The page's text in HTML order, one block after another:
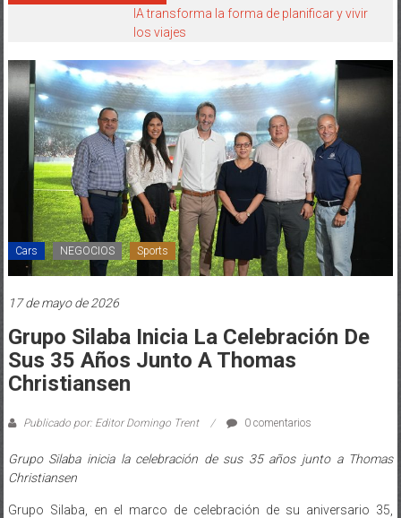
IA transforma la forma de planificar y vivir
los viajes
Cars NEGOCIOS Sports
17 de mayo de 2026
Grupo Silaba Inicia La Celebración De
Sus 35 Años Junto A Thomas
Christiansen
Publicado por: Editor Domingo Trent 0 comentarios
Grupo Silaba inicia la celebración de sus 35 años junto a Thomas
Christiansen
Grupo Silaba, en el marco de celebración de su aniversario 35,